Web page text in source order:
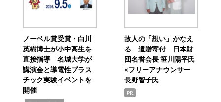
ノーベル賞受賞・白川
英樹博士が小中高生を
直接指導 名城大学が
講演会と導電性プラス
チック実験イベントを
開催
故人の「想い」かなえ
る 遺贈寄付 日本財
団名誉会長 笹川陽平氏
×フリーアナウンサー
長野智子氏
PR